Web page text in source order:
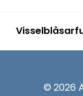
© 2026